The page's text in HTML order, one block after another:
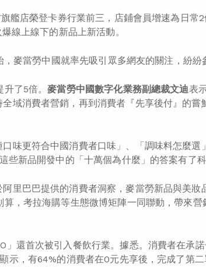
艦店榮登卡券行業前三，店鋪會員增速為日常
線上線下的新品上新活動。
麥當勞中國就率先吸引眾多網友的關注，紛紛
升了5倍。麥當勞中國數字化業務副總裁文迪表
域消費者營銷，再到消費者『先享後付』的嘗
口味更符合中國消費者口味」、「調味料怎麼
新品開發中的「十萬個為什麼」的答案有了科
里巴巴提供的消費者洞察，麥當勞新品與美妝
，考拉海購等生態微博矩陣一同聯動，帶來營
還首次被引入餐飲行業。據悉。消費者在承
示，有64%的消費者在0元先享後，完成了第